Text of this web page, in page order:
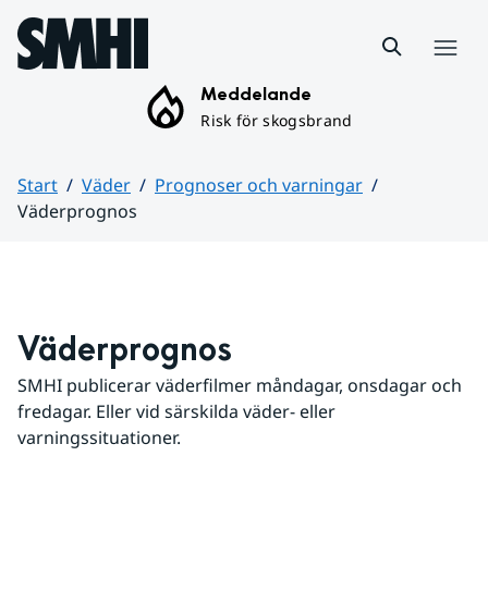
Hoppa till sidans innehåll
Meddelande
Risk för skogsbrand
Start Väder
Prognoser och varningar
Väderprognos
Väderprognos
SMHI publicerar väderfilmer måndagar, onsdagar och
fredagar. Eller vid särskilda väder- eller
varningssituationer.